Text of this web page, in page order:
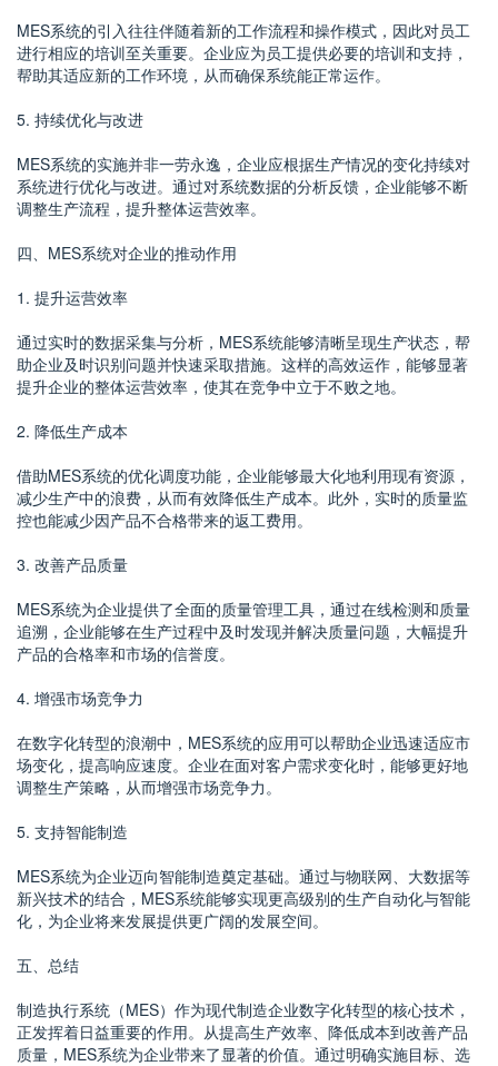
MES系统的引入往往伴随着新的工作流程和操作模式，因此对员工
进行相应的培训至关重要。企业应为员工提供必要的培训和支持，
帮助其适应新的工作环境，从而确保系统能正常运作。
5. 持续优化与改进
MES系统的实施并非一劳永逸，企业应根据生产情况的变化持续对
系统进行优化与改进。通过对系统数据的分析反馈，企业能够不断
调整生产流程，提升整体运营效率。
四、MES系统对企业的推动作用
1. 提升运营效率
通过实时的数据采集与分析，MES系统能够清晰呈现生产状态，帮
助企业及时识别问题并快速采取措施。这样的高效运作，能够显著
提升企业的整体运营效率，使其在竞争中立于不败之地。
2. 降低生产成本
借助MES系统的优化调度功能，企业能够最大化地利用现有资源，
减少生产中的浪费，从而有效降低生产成本。此外，实时的质量监
控也能减少因产品不合格带来的返工费用。
3. 改善产品质量
MES系统为企业提供了全面的质量管理工具，通过在线检测和质量
追溯，企业能够在生产过程中及时发现并解决质量问题，大幅提升
产品的合格率和市场的信誉度。
4. 增强市场竞争力
在数字化转型的浪潮中，MES系统的应用可以帮助企业迅速适应市
场变化，提高响应速度。企业在面对客户需求变化时，能够更好地
调整生产策略，从而增强市场竞争力。
5. 支持智能制造
MES系统为企业迈向智能制造奠定基础。通过与物联网、大数据等
新兴技术的结合，MES系统能够实现更高级别的生产自动化与智能
化，为企业将来发展提供更广阔的发展空间。
五、总结
制造执行系统（MES）作为现代制造企业数字化转型的核心技术，
正发挥着日益重要的作用。从提高生产效率、降低成本到改善产品
质量，MES系统为企业带来了显著的价值。通过明确实施目标、选